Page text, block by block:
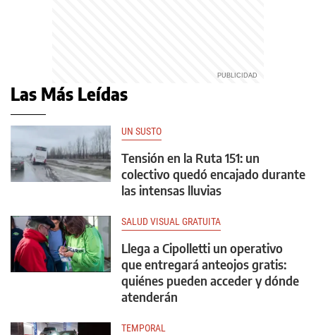
Las Más Leídas
UN SUSTO
Tensión en la Ruta 151: un
colectivo quedó encajado durante
las intensas lluvias
SALUD VISUAL GRATUITA
Llega a Cipolletti un operativo
que entregará anteojos gratis:
quiénes pueden acceder y dónde
atenderán
TEMPORAL